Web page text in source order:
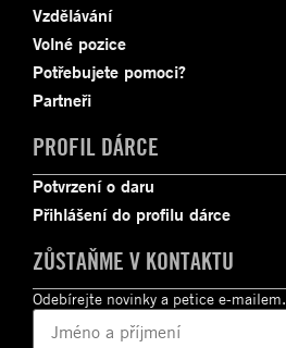
Vzdělávání
Volné pozice
Potřebujete pomoci?
Partneři
PROFIL DÁRCE
Potvrzení o daru
Přihlášení do profilu dárce
ZŮSTAŇME V KONTAKTU
Odebírejte novinky a petice e-mailem.